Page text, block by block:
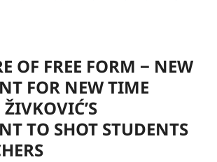
OF FREE FORM ‒ NEW
FOR NEW TIME
TO SHOT STUDENTS